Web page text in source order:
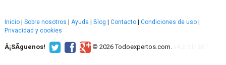
Inicio | Sobre nosotros | Ayuda | Blog | Contacto | Condiciones de uso |
Privacidad y cookies
Â¡SÃ­guenos! © 2026 Todoexpertos.com.